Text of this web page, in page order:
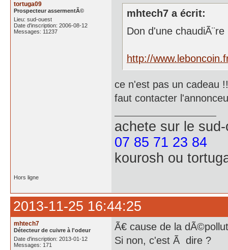
tortuga09
Prospecteur assermentÃ©
Lieu: sud-ouest
Date d'inscription: 2006-08-12
Messages: 11237
mhtech7 a écrit:
Don d'une
http://
ce n'est pas un cadeau !!
faut contacter
achete sur le
07 85 71 23 84
kourosh ou
Hors ligne
2013-11-25 16:44:25
mhtech7
Détecteur de cuivre à l'odeur
Date d'inscription: 2013-01-12
Messages: 171
Ã€ cause de la
Si non, c'est Ã dire ?